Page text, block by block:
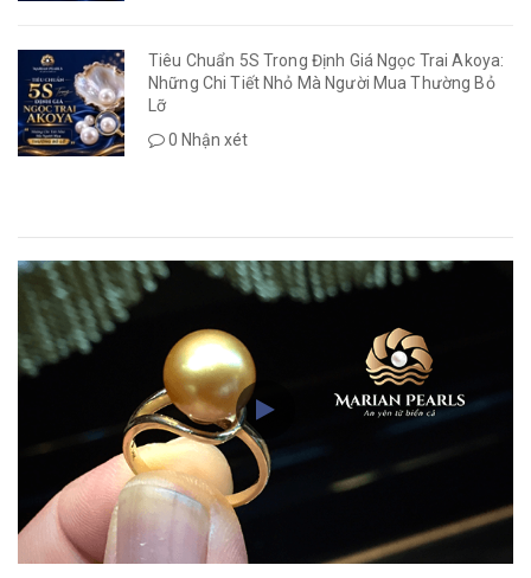
Tiêu Chuẩn 5S Trong Định Giá Ngọc Trai Akoya:
Những Chi Tiết Nhỏ Mà Người Mua Thường Bỏ
Lỡ
0 Nhận xét